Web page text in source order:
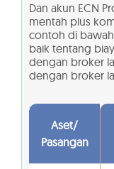
Dan akun ECN
mentah plus
contoh di
baik tentang
dengan broker
dengan broker
Aset/
Pasangan